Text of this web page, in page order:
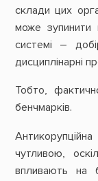
склади цих
може зупинити
системі –
дисциплінарні
Тобто,
бенчмарків.
чутливою,
впливають на